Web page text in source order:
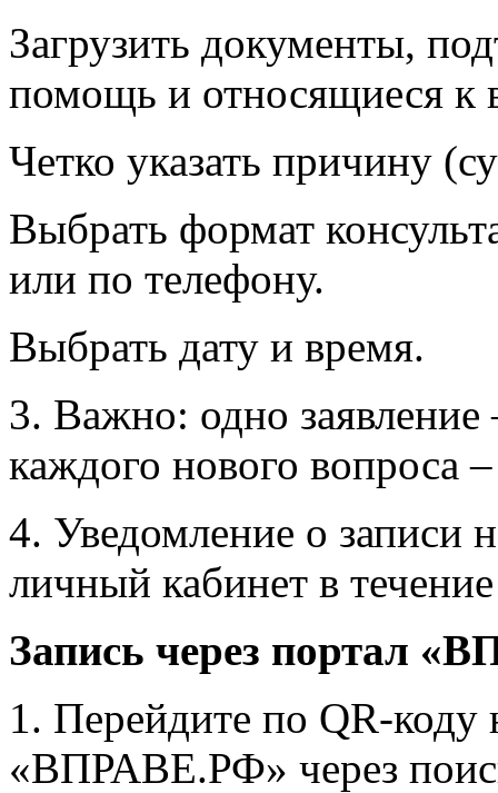
Загрузить документы,
помощь и относящиеся к
Четко указать причину
Выбрать формат
или по телефону.
Выбрать дату и время.
3. Важно: одно
каждого нового вопроса
4. Уведомление о записи
личный кабинет в
Запись через портал
1. Перейдите по QR-
«ВПРАВЕ.РФ» через